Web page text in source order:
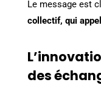
Le message est
collectif, qui
des